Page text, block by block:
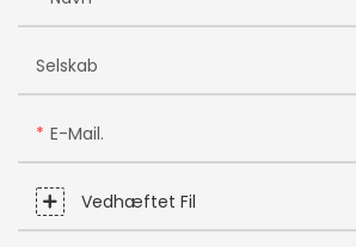
Selskab
E-Mail.
Vedhæftet Fil